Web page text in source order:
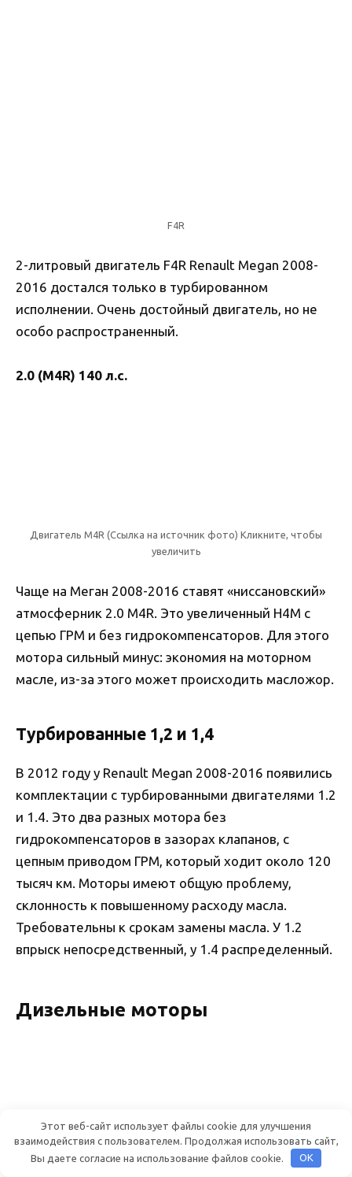
F4R
2-литровый двигатель F4R Renault Megan 2008-
2016 достался только в турбированном
исполнении. Очень достойный двигатель, но не
особо распространенный.
2.0 (M4R) 140 л.с.
Двигатель M4R (Ссылка на источник фото) Кликните, чтобы
увеличить
Чаще на Меган 2008-2016 ставят «ниссановский»
атмосферник 2.0 M4R. Это увеличенный H4M с
цепью ГРМ и без гидрокомпенсаторов. Для этого
мотора сильный минус: экономия на моторном
масле, из-за этого может происходить масложор.
Турбированные 1,2 и 1,4
В 2012 году у Renault Megan 2008-2016 появились
комплектации с турбированными двигателями 1.2
и 1.4. Это два разных мотора без
гидрокомпенсаторов в зазорах клапанов, с
цепным приводом ГРМ, который ходит около 120
тысяч км. Моторы имеют общую проблему,
склонность к повышенному расходу масла.
Требовательны к срокам замены масла. У 1.2
впрыск непосредственный, у 1.4 распределенный.
Дизельные моторы
Этот веб-сайт использует файлы cookie для улучшения
взаимодействия с пользователем. Продолжая использовать сайт,
Вы даете согласие на использование файлов cookie.
OK